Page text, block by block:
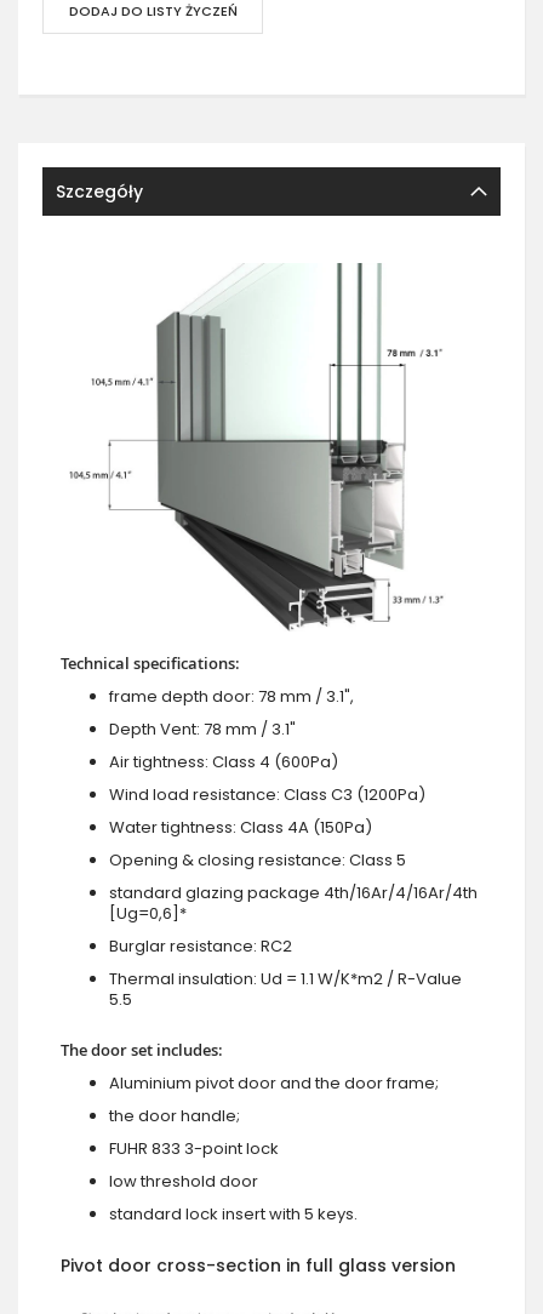
DODAJ DO LISTY ŻYCZEŃ
Szczegóły